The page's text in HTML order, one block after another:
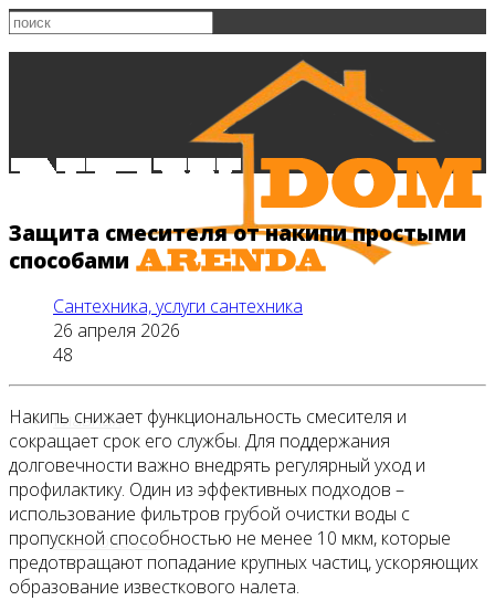
Главная
Все новости
Защита смесителя от накипи простыми
способами
Сантехника, услуги сантехника
26 апреля 2026
48
Накипь снижает функциональность смесителя и
сокращает срок его службы. Для поддержания
долговечности важно внедрять регулярный уход и
профилактику. Один из эффективных подходов –
использование фильтров грубой очистки воды с
пропускной способностью не менее 10 мкм, которые
предотвращают попадание крупных частиц, ускоряющих
образование известкового налета.